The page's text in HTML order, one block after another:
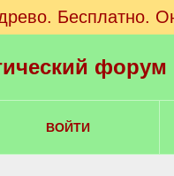
Бесплатно.
ВОЙТИ